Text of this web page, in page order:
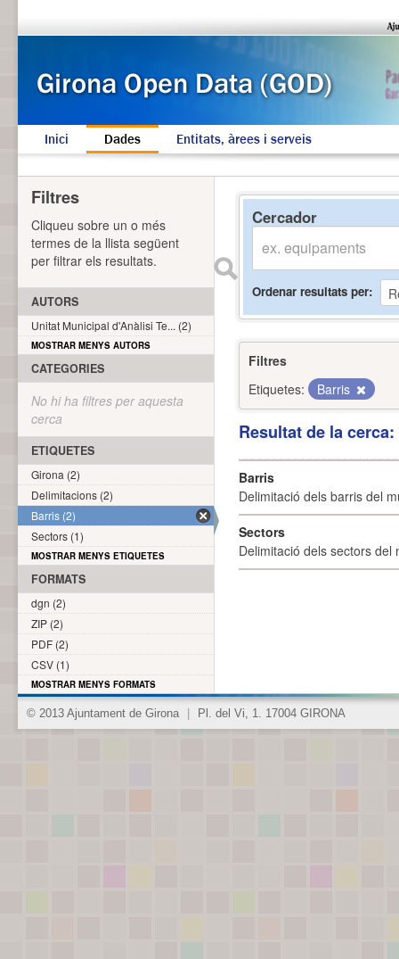
Inici Dades Entitats, àrees i serveis
Cercador
Ordenar resultats per
Filtres
Etiquetes:
Barris
Resultat de la
Barris
Delimitació dels barris del
Sectors
Delimitació dels sectors del
Filtres
Cliqueu sobre un o més
termes de la llista següent
per filtrar els resultats.
AUTORS
Unitat Municipal d'Anàlisi Te... (2)
MOSTRAR MENYS AUTORS
CATEGORIES
No hi ha filtres per aquesta
cerca
ETIQUETES
Girona (2)
Delimitacions (2)
Barris (2)
Sectors (1)
MOSTRAR MENYS ETIQUETES
FORMATS
dgn (2)
ZIP (2)
PDF (2)
CSV (1)
MOSTRAR MENYS FORMATS
© 2013 Ajuntament de Girona Pl. del Vi, 1. 17004 GIRONA